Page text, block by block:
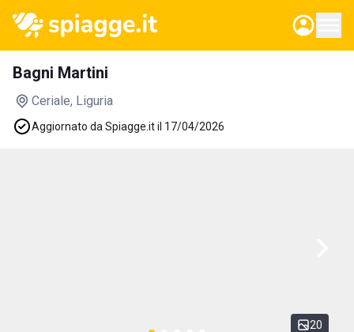
Bagni Martini
Ceriale, Liguria
Aggiornato da Spiagge.it il 17/04/2026
20